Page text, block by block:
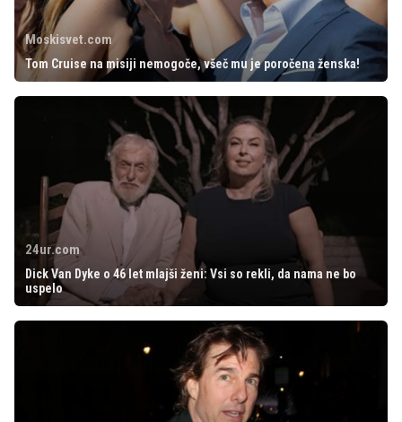
Moskisvet.com
Tom Cruise na misiji nemogoče, všeč mu je poročena ženska!
24ur.com
Dick Van Dyke o 46 let mlajši ženi: Vsi so rekli, da nama ne bo
uspelo